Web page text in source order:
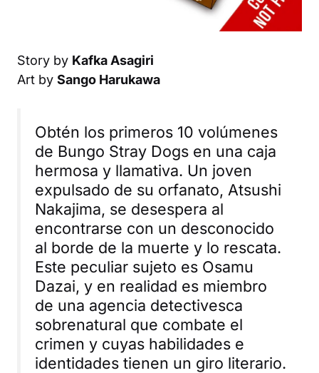
Story by Kafka Asagiri
Art by Sango Harukawa
Obtén los primeros 10 volúmenes
de Bungo Stray Dogs en una caja
hermosa y llamativa. Un joven
expulsado de su orfanato, Atsushi
Nakajima, se desespera al
encontrarse con un desconocido
al borde de la muerte y lo rescata.
Este peculiar sujeto es Osamu
Dazai, y en realidad es miembro
de una agencia detectivesca
sobrenatural que combate el
crimen y cuyas habilidades e
identidades tienen un giro literario.